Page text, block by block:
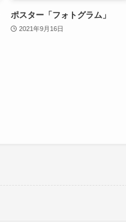
ポスター「フォトグラム」
2021年9月16日